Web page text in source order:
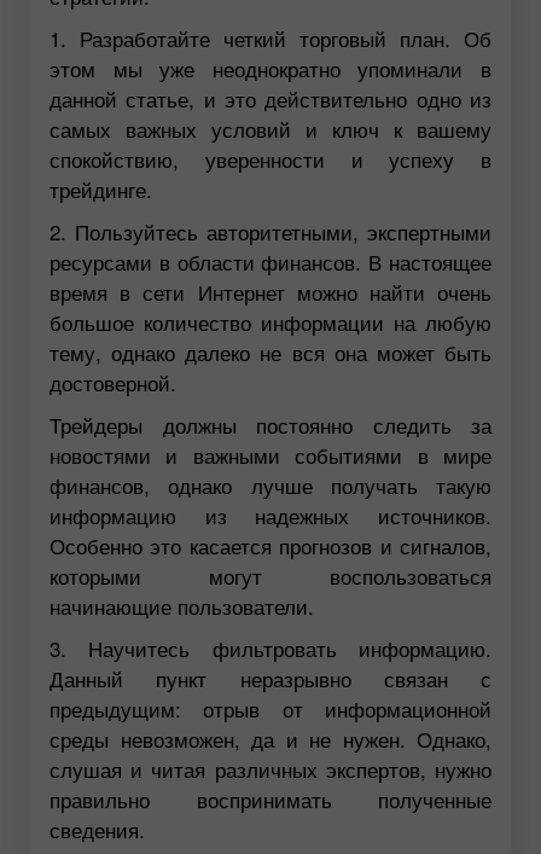
1. Разработайте четкий торговый план. Об
этом мы уже неоднократно упоминали в
данной статье, и это действительно одно из
самых важных условий и ключ к вашему
спокойствию, уверенности и успеху в
трейдинге.
2. Пользуйтесь авторитетными, экспертными
ресурсами в области финансов. В настоящее
время в сети Интернет можно найти очень
большое количество информации на любую
тему, однако далеко не вся она может быть
достоверной.
Трейдеры должны постоянно следить за
новостями и важными событиями в мире
финансов, однако лучше получать такую
информацию из надежных источников.
Особенно это касается прогнозов и сигналов,
которыми могут воспользоваться
начинающие пользователи.
3. Научитесь фильтровать информацию.
Данный пункт неразрывно связан с
предыдущим: отрыв от информационной
среды невозможен, да и не нужен. Однако,
слушая и читая различных экспертов, нужно
правильно воспринимать полученные
сведения.